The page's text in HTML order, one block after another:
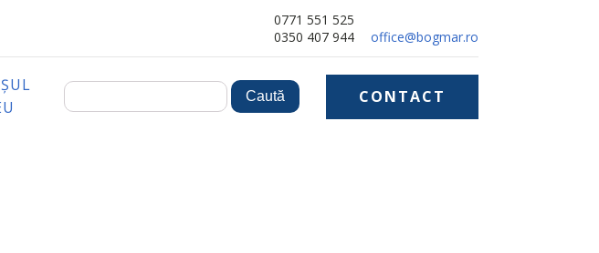
0771 551 525
0350 407 944
office@bogmar.ro
CONTACT